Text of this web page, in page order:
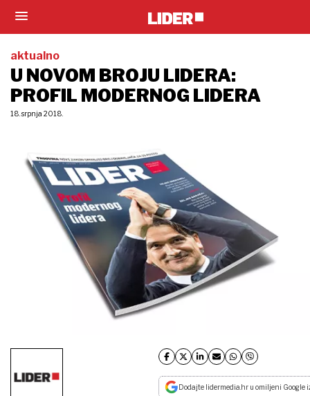
aktualno
U NOVOM BROJU LIDERA:
PROFIL MODERNOG LIDERA
18. srpnja 2018.
Dodajte lidermedia.hr u omiljeni Google